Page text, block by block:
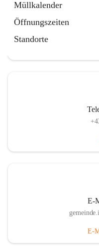
Müllkalender
Öffnungszeiten
Standorte
E-
E-